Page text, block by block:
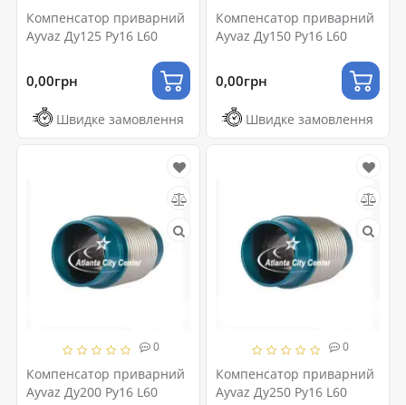
Компенсатор приварний
Ayvaz Ду125 Ру16 L60
0,00грн
Швидке замовлення
Компенсатор приварний
Ayvaz Ду150 Ру16 L60
0,00грн
Швидке замовлення
0
Компенсатор приварний
Ayvaz Ду200 Ру16 L60
0
Компенсатор приварний
Ayvaz Ду250 Ру16 L60